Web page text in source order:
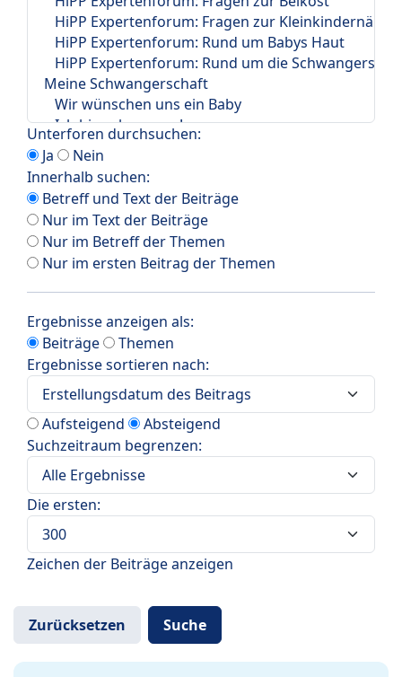
Unterforen durchsuchen:
Ja
Nein
Innerhalb suchen:
Betreff und Text der Beiträge
Nur im Text der Beiträge
Nur im Betreff der Themen
Nur im ersten Beitrag der Themen
Ergebnisse anzeigen als:
Beiträge
Themen
Ergebnisse sortieren nach:
Aufsteigend
Absteigend
Suchzeitraum begrenzen:
Die ersten:
Zeichen der Beiträge anzeigen